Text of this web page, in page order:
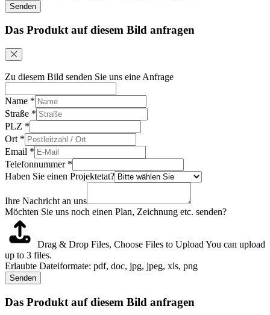
Senden
Das Produkt auf diesem Bild anfragen
Zu diesem Bild senden Sie uns eine Anfrage
Name *
Straße *
PLZ *
Ort *
Email *
Telefonnummer *
Haben Sie einen Projektetat?
Ihre Nachricht an uns
Möchten Sie uns noch einen Plan, Zeichnung etc. senden?
Drag & Drop Files, Choose Files to Upload You can upload
up to 3 files.
Erlaubte Dateiformate: pdf, doc, jpg, jpeg, xls, png
Senden
Das Produkt auf diesem Bild anfragen